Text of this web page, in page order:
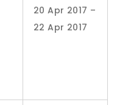
20 Apr 2017 –
22 Apr 2017